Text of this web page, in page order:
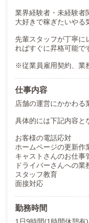
業界経験者・未経験者
大好きで稼ぎたいやる
先輩スタッフが丁寧に
ればすぐに昇格可能で
※従業員雇用契約、業
仕事内容
店舗の運営にかかわる
具体的には下記内容と
お客様の電話応対
ホームページの更新作
キャストさんのお仕事
ドライバーさんへの業
スタッフ教育
面接対応
勤務時間
1日9時間(1時間休憩有)